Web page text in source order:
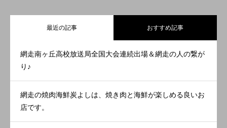
最近の記事 おすすめ記事
網走南ヶ丘高校放送局全国大会連続出場＆網走の人の繋が
り♪
網走の焼肉海鮮炭よしは、焼き肉と海鮮が楽しめる良いお
店です。